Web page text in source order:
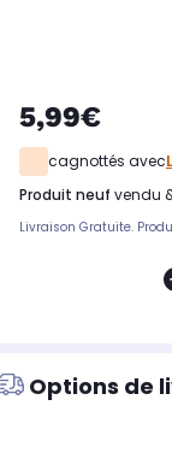
5,99€
cagnottés avec
produit neuf vendu
Livraison Gratuite.
Options de